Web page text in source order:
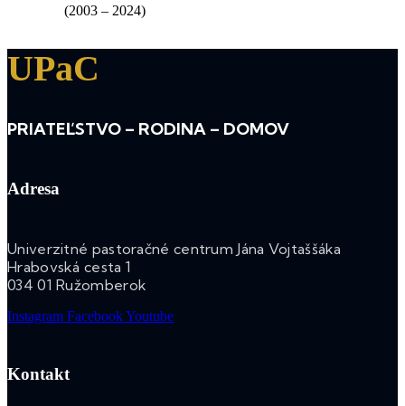
(2003 – 2024)
UPaC
PRIATEĽSTVO – RODINA – DOMOV
Adresa
Univerzitné pastoračné centrum Jána Vojtaššáka
Hrabovská cesta 1
034 01 Ružomberok
Instagram FacebookYoutube
Kontakt